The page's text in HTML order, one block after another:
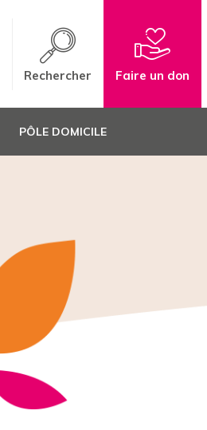
Rechercher Faire un don
PÔLE DOMICILE